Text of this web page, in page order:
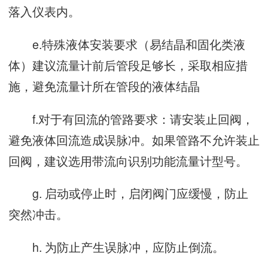
落入仪表内。
e.特殊液体安装要求（易结晶和固化类液
体）建议流量计前后管段足够长，采取相应措
施，避免流量计所在管段的液体结晶
f.对于有回流的管路要求：请安装止回阀，
避免液体回流造成误脉冲。如果管路不允许装止
回阀，建议选用带流向识别功能流量计型号。
g. 启动或停止时，启闭阀门应缓慢，防止
突然冲击。
h. 为防止产生误脉冲，应防止倒流。